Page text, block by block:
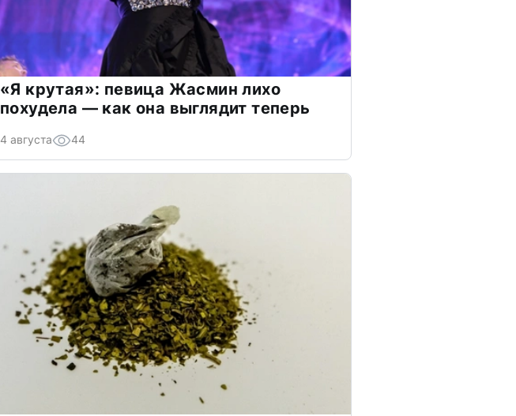
«Я крутая»: певица Жасмин лихо
похудела — как она выглядит теперь
4 августа 44